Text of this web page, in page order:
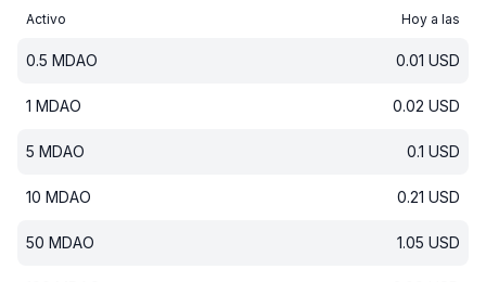
Activo Hoy a las
0.5 MDAO 0.01 USD
1 MDAO 0.02 USD
5 MDAO 0.1 USD
10 MDAO 0.21 USD
50 MDAO 1.05 USD